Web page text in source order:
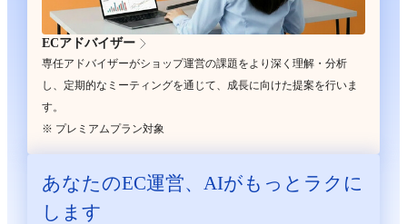
ECアドバイザー
専任アドバイザーがショップ運営の課題をより深く理解・分析
し、定期的なミーティングを通じて、成長に向けた提案を行いま
す。
※ プレミアムプラン対象
あなたのEC運営、 AIがもっとラクに
します